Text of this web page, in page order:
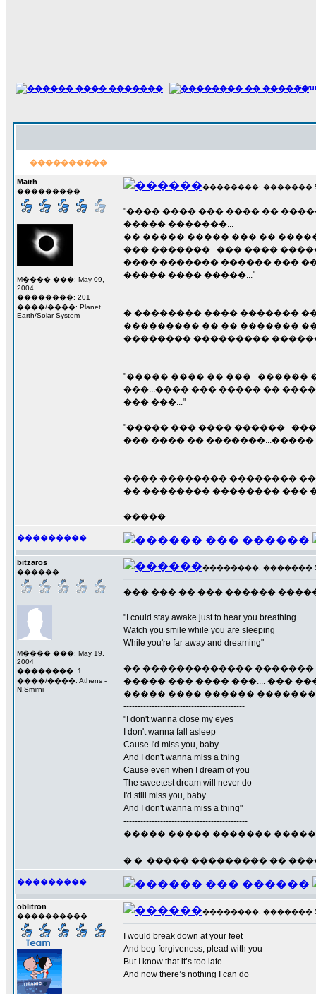
����������
Mairh
���������
M���� ���: May 09,
2004
��������: 201
����/����: Planet
Earth/Solar System
��������: ������� 5
"���� ���� ��� ���� ��
����� �������...
�� ����� ����� ��� ��
��� �������...��� ����
���� ������� ������ ���
����� ���� �����..."
� �������� ���� �������
��������� �� �� �������
�������� ���������
"����� ���� �� ���...������
���...���� ��� ����� ��
��� ���..."
"����� ��� ����
��� ���� ��
���� �������� ��������
�� �������� �������� ���
�����
���������
bitzaros
������
M���� ���: May 19,
2004
��������: 1
����/����: Athens -
N.Smirni
��������: ������� 5
��� ��� �� ��� ������
"I could stay awake just to hear you breathing
Watch you smile while you are sleeping
While you're far away and dreaming"
-----------------------------------------
�� ������������� �������
����� ��� ���� ���.... ���
����� ���� ������ ��������
-------------------------------------------
"I don't wanna close my eyes
I don't wanna fall asleep
Cause I'd miss you, baby
And I don't wanna miss a thing
Cause even when I dream of you
The sweetest dream will never do
I'd still miss you, baby
And I don't wanna miss a thing"
--------------------------------------------
����� ����� �������
�.�. ����� ��������� ��
���������
oblitron
����������
��������: ������� 5
I would break down at your feet
And beg forgiveness, plead with you
But I know that it’s too late
And now there’s nothing I can do